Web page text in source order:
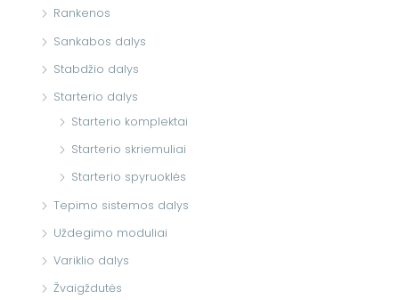
Rankenos
Sankabos dalys
Stabdžio dalys
Starterio dalys
Starterio komplektai
Starterio skriemuliai
Starterio spyruoklės
Tepimo sistemos dalys
Uždegimo moduliai
Variklio dalys
Žvaigždutės